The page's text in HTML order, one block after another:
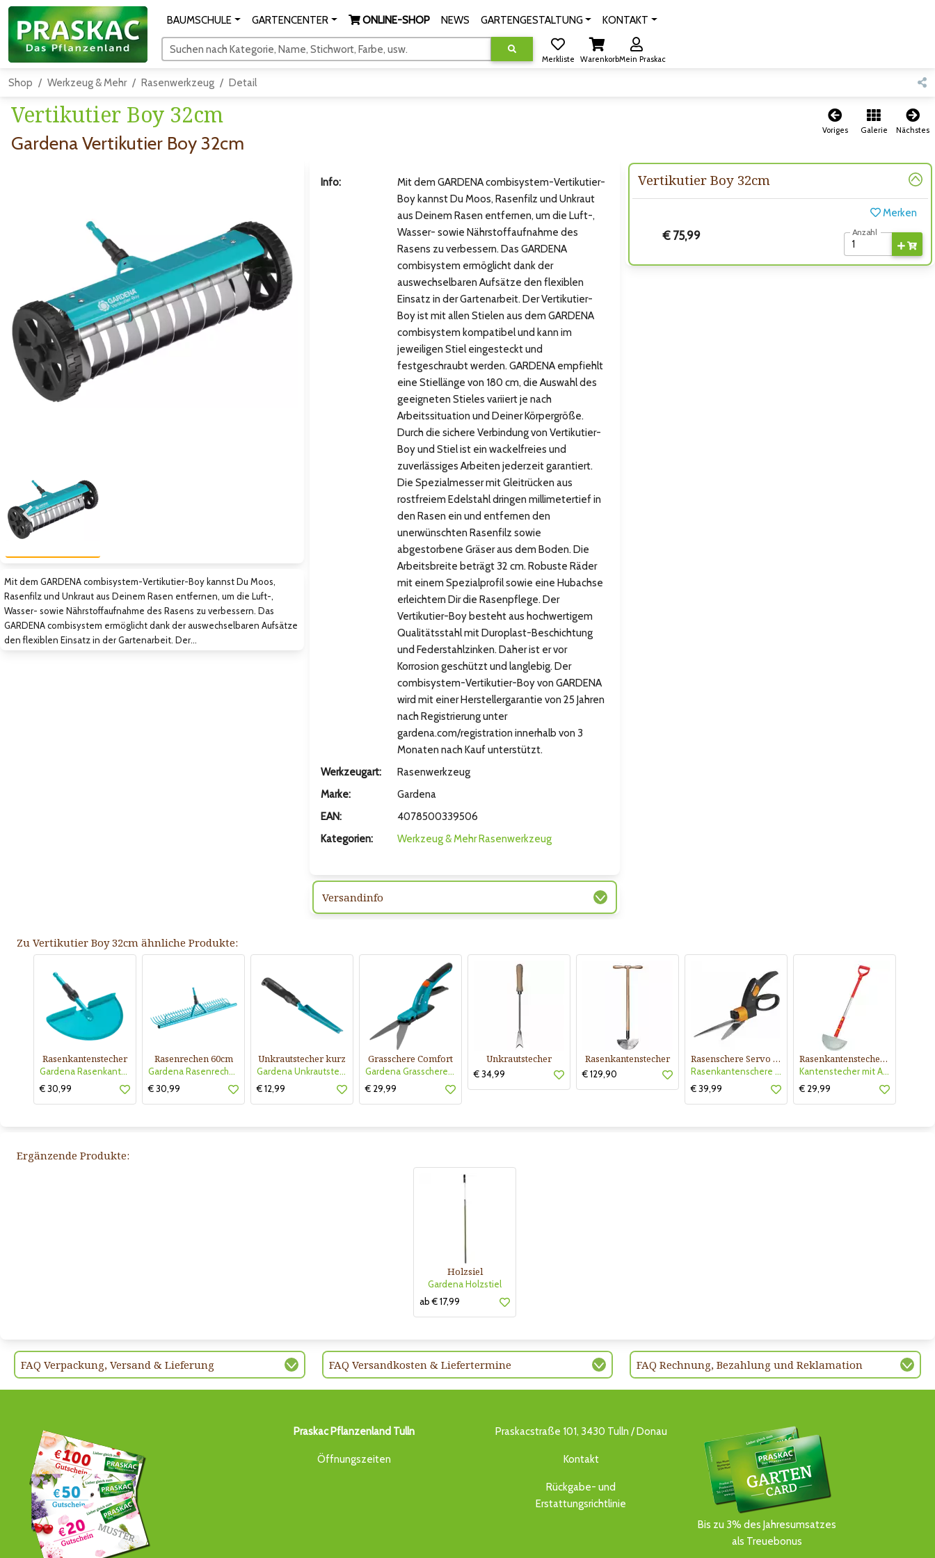
BAUMSCHULE GARTENCENTER ONLINE-SHOP NEWS GARTENGESTALTUNG KONTAKT
Suchen nach Kategorie, Name, Stichwort, Farbe, usw.
Merkliste WarenkorbMein Praskac
Shop Werkzeug & Mehr Rasenwerkzeug Detail
Vertikutier Boy 32cm
Gardena Vertikutier Boy 32cm
Voriges Galerie Nächstes
Zum vorigen Bild
Mit dem GARDENA combisystem-Vertikutier-Boy kannst Du Moos,
Rasenfilz und Unkraut aus Deinem Rasen entfernen, um die Luft-,
Wasser- sowie Nährstoffaufnahme des Rasens zu verbessern. Das
GARDENA combisystem ermöglicht dank der auswechselbaren Aufsätze
den flexiblen Einsatz in der Gartenarbeit. Der…
Vertikutier Boy 32cm
Merken
€ 75,99 Anzahl
Info:
Mit dem GARDENA combisystem-Vertikutier-
Boy kannst Du Moos, Rasenfilz und Unkraut
aus Deinem Rasen entfernen, um die Luft-,
Wasser- sowie Nährstoffaufnahme des
Rasens zu verbessern. Das GARDENA
combisystem ermöglicht dank der
auswechselbaren Aufsätze den flexiblen
Einsatz in der Gartenarbeit. Der Vertikutier-
Boy ist mit allen Stielen aus dem GARDENA
combisystem kompatibel und kann im
jeweiligen Stiel eingesteckt und
festgeschraubt werden. GARDENA empfiehlt
eine Stiellänge von 180 cm, die Auswahl des
geeigneten Stieles variiert je nach
Arbeitssituation und Deiner Körpergröße.
Durch die sichere Verbindung von Vertikutier-
Boy und Stiel ist ein wackelfreies und
zuverlässiges Arbeiten jederzeit garantiert.
Die Spezialmesser mit Gleitrücken aus
rostfreiem Edelstahl dringen millimetertief in
den Rasen ein und entfernen den
unerwünschten Rasenfilz sowie
abgestorbene Gräser aus dem Boden. Die
Arbeitsbreite beträgt 32 cm. Robuste Räder
mit einem Spezialprofil sowie eine Hubachse
erleichtern Dir die Rasenpflege. Der
Vertikutier-Boy besteht aus hochwertigem
Qualitätsstahl mit Duroplast-Beschichtung
und Federstahlzinken. Daher ist er vor
Korrosion geschützt und langlebig. Der
combisystem-Vertikutier-Boy von GARDENA
wird mit einer Herstellergarantie von 25 Jahren
nach Registrierung unter
gardena.com/registration innerhalb von 3
Monaten nach Kauf unterstützt.
Werkzeugart:
Rasenwerkzeug
Marke:
Gardena
EAN:
4078500339506
Kategorien:
Werkzeug & MehrRasenwerkzeug
Versandinfo
Zu Vertikutier Boy 32cm ähnliche Produkte:
Rasenkantenstecher
Gardena Rasenkantenstecher
€ 30,99
Rasenrechen 60cm
Gardena Rasenrechen 60cm
€ 30,99
Unkrautstecher kurz
Gardena Unkrautstecher kurz
€ 12,99
Grasschere Comfort
Gardena Grasschere Comfort
€ 29,99
Unkrautstecher
€ 34,99
Rasenkantenstecher
€ 129,90
Rasenschere Servo System
Rasenkantenschere Servo System
€ 39,99
Rasenkantenstecher Halbmond
Kantenstecher mit Alustiel
€ 29,99
Ergänzende Produkte:
Holzsiel
Gardena Holzstiel
ab € 17,99
FAQ Verpackung, Versand & Lieferung FAQ Versandkosten & Liefertermine FAQ Rechnung, Bezahlung und Reklamation
Praskac Pflanzenland Tulln
Öffnungszeiten
Praskacstraße 101, 3430 Tulln / Donau
Kontakt
Rückgabe- und
Erstattungsrichtlinie
Bis zu 3% des Jahresumsatzes
als Treuebonus